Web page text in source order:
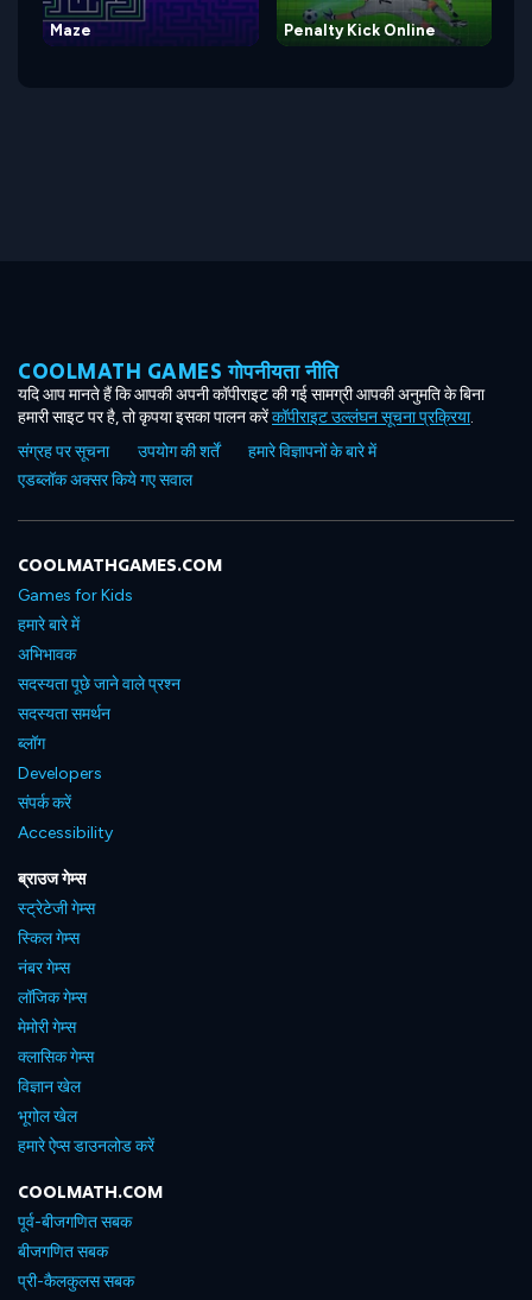
Maze Penalty Kick Online
COOLMATH GAMES गोपनीयता नीति
यदि आप मानते हैं कि आपकी अपनी कॉपीराइट की गई सामग्री आपकी अनुमति के बिना
हमारी साइट पर है, तो कृपया इसका पालन करेंकॉपीराइट उल्लंघन सूचना प्रक्रिया.
संग्रह पर सूचना
उपयोग की शर्तें
हमारे विज्ञापनों के बारे में
एडब्लॉक अक्सर किये गए सवाल
COOLMATHGAMES.COM
Games for Kids
हमारे बारे में
अभिभावक
सदस्यता पूछे जाने वाले प्रश्न
सदस्यता समर्थन
ब्लॉग
Developers
संपर्क करें
Accessibility
ब्राउज गेम्स
स्ट्रेटेजी गेम्स
स्किल गेम्स
नंबर गेम्स
लॉजिक गेम्स
मेमोरी गेम्स
क्लासिक गेम्स
विज्ञान खेल
भूगोल खेल
हमारे ऐप्स डाउनलोड करें
COOLMATH.COM
पूर्व-बीजगणित सबक
बीजगणित सबक
प्री-कैलकुलस सबक